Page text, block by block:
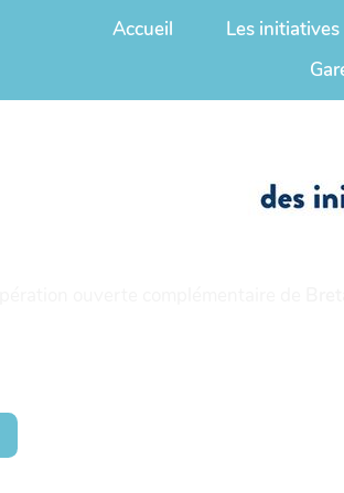
Accueil Les initiatives